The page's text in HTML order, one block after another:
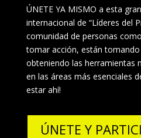
ÚNETE YA MISMO a esta
internacional de “Líderes del
comunidad de personas
tomar acción, están
obteniendo las herramientas
en las áreas más esenciales
estar ahí!
ÚNETE Y